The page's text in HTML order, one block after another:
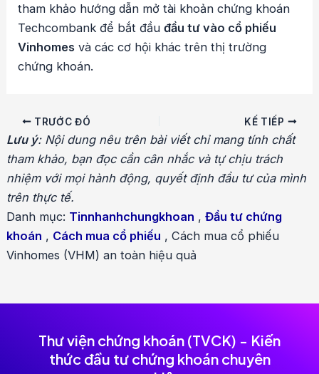
tham khảo hướng dẫn mở tài khoản chứng khoán
Techcombank để bắt đầuđầu tư vào cổ phiếu
Vinhomes và các cơ hội khác trên thị trường
chứng khoán.
Điều
hướng
bài
viết
TRƯỚC ĐÓ KẾ TIẾP
Lưu ý: Nội dung nêu trên bài viết chỉ mang tính chất
tham khảo, bạn đọc cần cân nhắc và tự chịu trách
nhiệm với mọi hành động, quyết định đầu tư của mình
trên thực tế.
Danh mục: Tinnhanhchungkhoan , Đầu tư chứng
khoán , Cách mua cổ phiếu , Cách mua cổ phiếu
Vinhomes (VHM) an toàn hiệu quả
Thư viện chứng khoán (TVCK) - Kiến
thức đầu tư chứng khoán chuyên